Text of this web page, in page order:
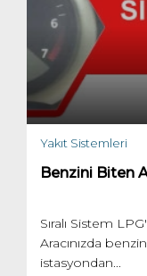
Yakıt Sistemleri
Benzini Biten
Sıralı Sistem
Aracınızda
istasyondan...